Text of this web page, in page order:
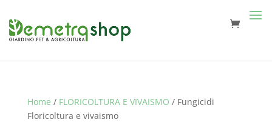
Home / FLORICOLTURA E VIVAISMO / Fungicidi
Floricoltura e vivaismo